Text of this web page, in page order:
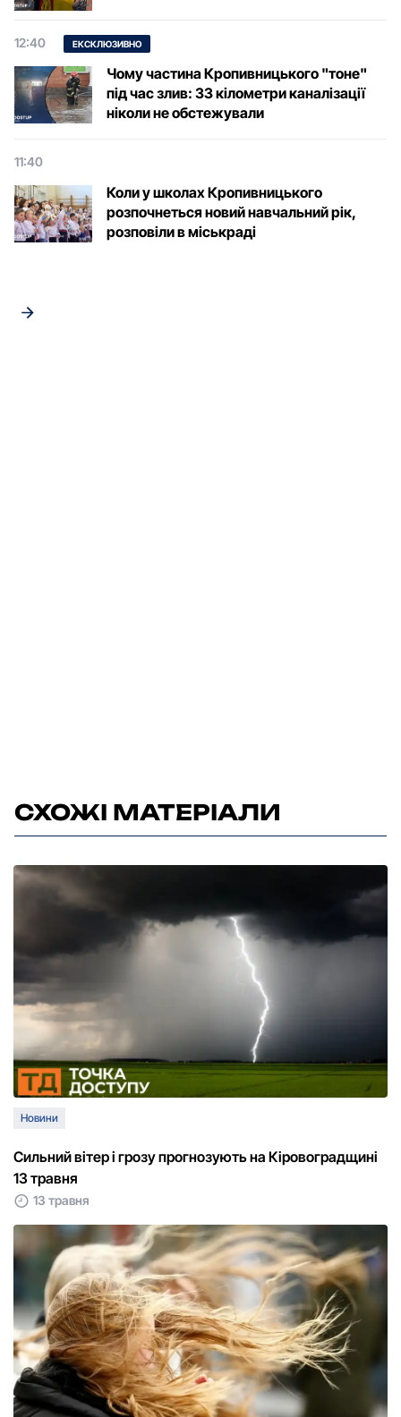
12:40 ЕКСКЛЮЗИВНО
Чому частина Кропивницького "тоне"
під час злив: 33 кілометри каналізації
ніколи не обстежували
11:40
Коли у школах Кропивницького
розпочнеться новий навчальний рік,
розповіли в міськраді
СХОЖІ МАТЕРІАЛИ
Новини
Сильний вітер і грозу прогнозують на Кіровоградщині
13 травня
13 травня